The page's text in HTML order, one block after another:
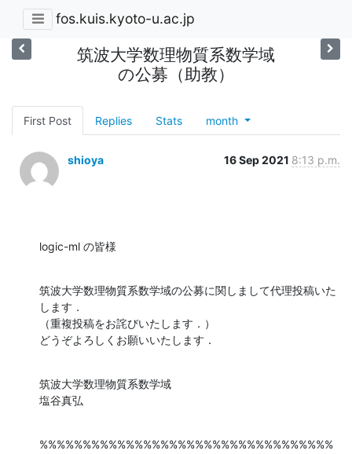
fos.kuis.kyoto-u.ac.jp
筑波大学数理物質系数学域
の公募（助教）
First Post Replies Stats month
shioya 16 Sep 2021 8:13 p.m.
logic-ml の皆様
筑波大学数理物質系数学域の公募に関しまして代理投稿いた
します．
（重複投稿をお詫びいたします．）
どうぞよろしくお願いいたします．
筑波大学数理物質系数学域
塩谷真弘
%%%%%%%%%%%%%%%%%%%%%%%%%%%%%%%%%%